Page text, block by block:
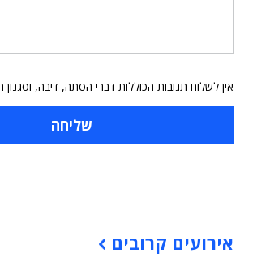
אין לשלוח תגובות הכוללות דברי הסתה, דיבה,
אירועים קרובים